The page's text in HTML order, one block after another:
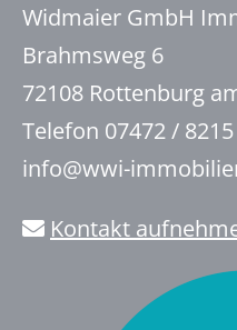
Widmaier GmbH
Brahmsweg 6
72108 Rottenburg
Telefon 07472 / 8215
info@wwi-
Kontakt